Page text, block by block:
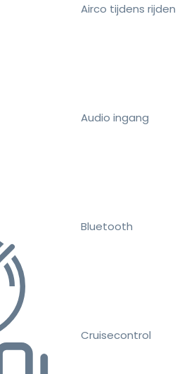
Airco tijdens rijden
Audio ingang
Bluetooth
Cruisecontrol